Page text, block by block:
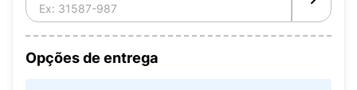
Opções de entrega